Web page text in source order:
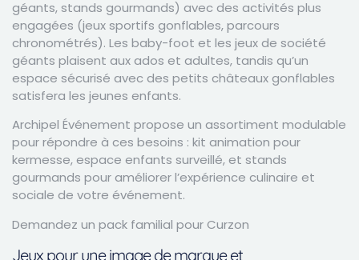
géants, stands gourmands) avec des activités plus
engagées (jeux sportifs gonflables, parcours
chronométrés). Les baby-foot et les jeux de société
géants plaisent aux ados et adultes, tandis qu’un
espace sécurisé avec des petits châteaux gonflables
satisfera les jeunes enfants.
Archipel Événement propose un assortiment modulable
pour répondre à ces besoins : kit animation pour
kermesse, espace enfants surveillé, et stands
gourmands pour améliorer l’expérience culinaire et
sociale de votre événement.
Demandez un pack familial pour Curzon
Jeux pour une image de marque et